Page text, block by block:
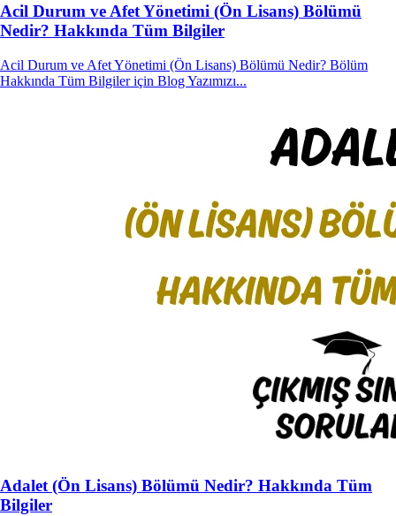
Acil Durum ve Afet Yönetimi (Ön Lisans) Bölümü
Nedir? Hakkında Tüm Bilgiler
Acil Durum ve Afet Yönetimi (Ön Lisans) Bölümü Nedir? Bölüm
Hakkında Tüm Bilgiler için Blog Yazımızı...
Adalet (Ön Lisans) Bölümü Nedir? Hakkında Tüm
Bilgiler